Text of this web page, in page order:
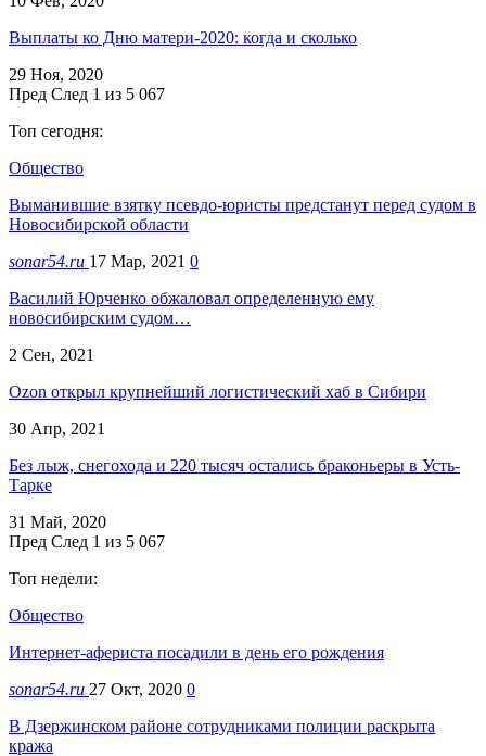
Выплаты ко Дню матери-2020: когда и сколько
29 Ноя, 2020
Пред След 1 из 5 067
Топ сегодня:
Общество
Выманившие взятку псевдо-юристы предстанут перед судом в
Новосибирской области
sonar54.ru 17 Мар, 2021 0
Василий Юрченко обжаловал определенную ему
новосибирским судом…
2 Сен, 2021
Ozon открыл крупнейший логистический хаб в Сибири
30 Апр, 2021
Без лыж, снегохода и 220 тысяч остались браконьеры в Усть-
Тарке
31 Май, 2020
Пред След 1 из 5 067
Топ недели:
Общество
Интернет-афериста посадили в день его рождения
sonar54.ru 27 Окт, 2020 0
В Дзержинском районе сотрудниками полиции раскрыта
кража